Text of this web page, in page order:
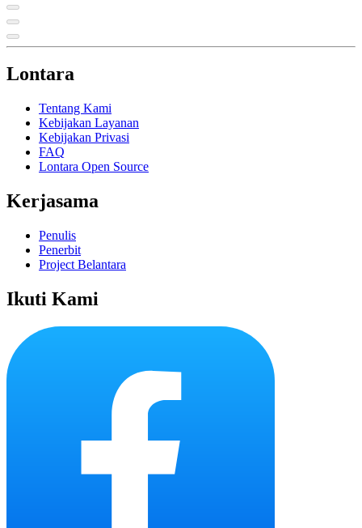
Lontara
Tentang Kami
Kebijakan Layanan
Kebijakan Privasi
FAQ
Lontara Open Source
Kerjasama
Penulis
Penerbit
Project Belantara
Ikuti Kami